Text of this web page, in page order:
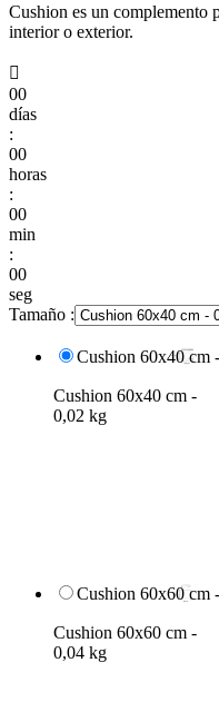
Cushion es un complemento
interior o exterior.

00
días
:
00
horas
:
00
min
:
00
seg
Tamaño :
Cushion 60x40 cm
Cushion 60x40 cm -
0,02 kg
Cushion 60x60 cm
Cushion 60x60 cm -
0,04 kg